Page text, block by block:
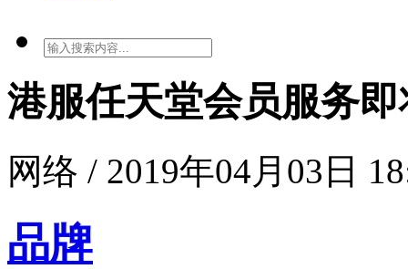
港服任天堂会员服务
网络 / 2019年04月03日
品牌